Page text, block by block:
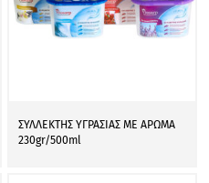
ΣΥΛΛΕΚΤΗΣ ΥΓΡΑΣΙΑΣ ΜΕ ΑΡΩΜΑ
230gr/500ml